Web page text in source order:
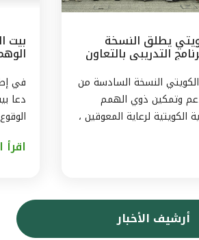
يطلق النسخة
التدريبي بالتعاون
لرعاية المعوقين
النسخة السادسة من
وتمكين ذوي الهمم
الكويتية لرعاية المعوقين ،
بيت التمويل الكويتي
الحمّاد ، ان البرنامج
التدريبى الذى يشمل 11 متدربا ، يأتى في إطار
بيت
دعا
حجز
بأن
اقرأ
أرشيف الأخبار